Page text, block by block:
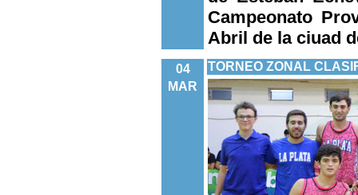
Campeonato
Abril de la ciuad
04
MAR
TORNEO ZONAL